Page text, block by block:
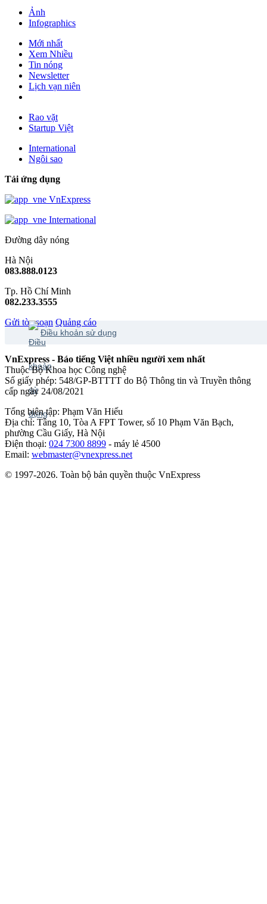
Ảnh
Infographics
Mới nhất
Xem Nhiều
Tin nóng
Newsletter
Lịch vạn niên
Rao vặt
Startup Việt
International
Ngôi sao
Tải ứng dụng
VnExpress
International
Đường dây nóng
Hà Nội
083.888.0123
Tp. Hồ Chí Minh
082.233.3555
Gửi tòa soạn Quảng cáo
Điều khoản sử dụng
VnExpress - Báo tiếng Việt nhiều người xem nhất
Thuộc Bộ Khoa học Công nghệ
Số giấy phép: 548/GP-BTTTT do Bộ Thông tin và Truyền thông
cấp ngày 24/08/2021
Tổng biên tập: Phạm Văn Hiếu
Địa chỉ: Tầng 10, Tòa A FPT Tower, số 10 Phạm Văn Bạch,
phường Cầu Giấy, Hà Nội
Điện thoại: 024 7300 8899 - máy lẻ 4500
Email: webmaster@vnexpress.net
© 1997-2026. Toàn bộ bản quyền thuộc VnExpress